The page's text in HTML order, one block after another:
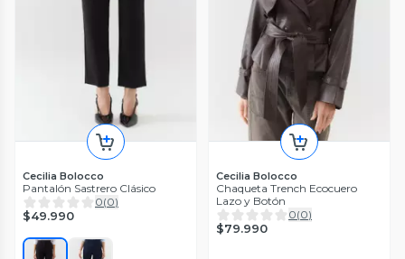
Cecilia Bolocco
Pantalón Sastrero Clásico
0(0)
$49.990
Cecilia Bolocco
Chaqueta Trench Ecocuero
Lazo y Botón
0(0)
$79.990